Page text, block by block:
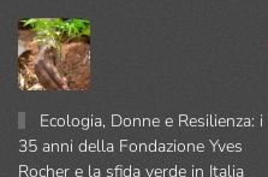
Ecologia, Donne e Resilienza: i
35 anni della Fondazione Yves
Rocher e la sfida verde in Italia